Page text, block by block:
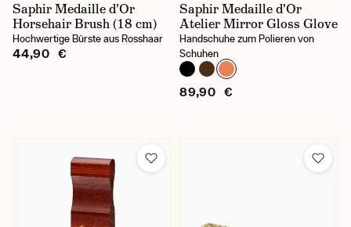
Saphir Medaille d’Or
Horsehair Brush (18 cm)
Hochwertige Bürste aus Rosshaar
44,90 €
Saphir Medaille d'Or
Atelier Mirror Gloss Glove
Handschuhe zum Polieren von
Schuhen
89,90 €